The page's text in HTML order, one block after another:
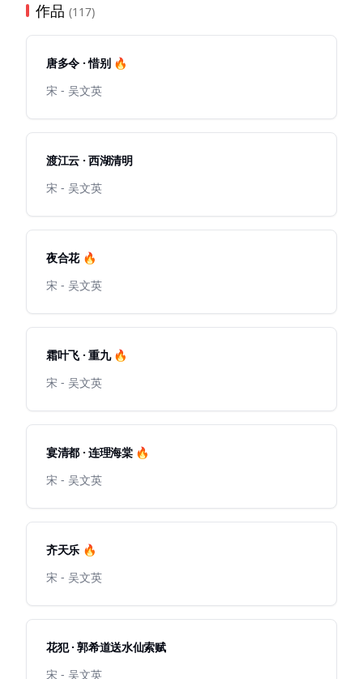
作品 (117)
唐多令 · 惜别 🔥
宋 - 吴文英
渡江云 · 西湖清明
宋 - 吴文英
夜合花 🔥
宋 - 吴文英
霜叶飞 · 重九 🔥
宋 - 吴文英
宴清都 · 连理海棠 🔥
宋 - 吴文英
齐天乐 🔥
宋 - 吴文英
花犯 · 郭希道送水仙索赋
宋 - 吴文英